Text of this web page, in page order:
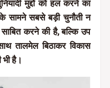
मुद्दों को हल करने का
के सामने सबसे बड़ी चुनौती न
करने की है, बल्कि उप
तालमेल बिठाकर विकास
भी है।